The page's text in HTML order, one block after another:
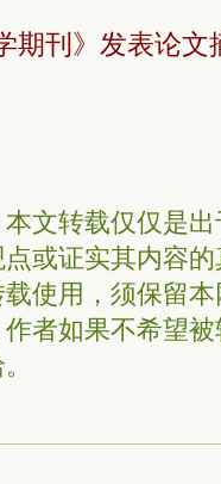
期刊》发表论文
文转载仅仅是
或证实其内容
使用，须保留
者如果不希望